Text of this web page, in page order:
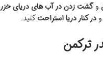
وگشت زدن در آب های دریای خزر
ودر کنار دریا استراحتکنید.
ترکمن